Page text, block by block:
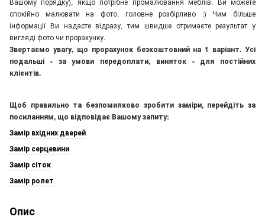
спокійно малювати на фото, головне розбірливо :) Чим більше
інформації Ви надасте відразу, тим швидше отримаєте результат у
вигляді фото чи прорахунку.
Звертаємо увагу, що прорахунок безкоштовний на 1 варіант. Усі
подальші - за умови передоплати, виняток - для постійних
клієнтів.
Щоб правильно та безпомилково зробити заміри, перейдіть за
посиланням, що відповідає Вашому запиту:
Замір вхідних дверей
Замір серцевини
Замір сіток
Замір ролет
Опис